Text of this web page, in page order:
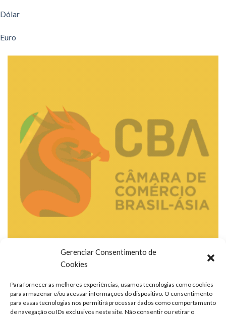
Gerenciar Consentimento de
Cookies
Para fornecer as melhores experiências, usamos tecnologias como cookies
para armazenar e/ou acessar informações do dispositivo. O consentimento
para essas tecnologias nos permitirá processar dados como comportamento
de navegação ou IDs exclusivos neste site. Não consentir ou retirar o
Dólar
Euro